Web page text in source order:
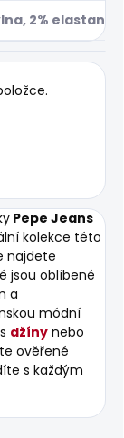
2% elastan
Pepe Jeans
kolekce této
najdete
jsou oblíbené
a
módní
džíny nebo
ověřené
s každým